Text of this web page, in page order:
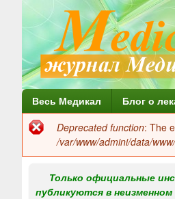
Г
л
н
Весь Медикал Блог о
Сообщение
об
ошибке
Deprecated function: The
/var/www/admini/data/
Только официальные
публикуются в